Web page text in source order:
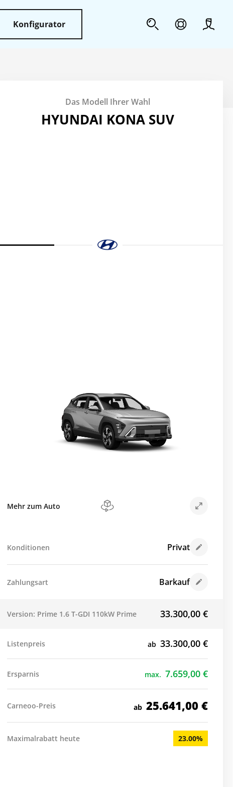
Konfigurator
Weiteres
Das Modell Ihrer Wahl
HYUNDAI KONA SUV
Mehr zum Auto
Konditionen Privat
Zahlungsart Barkauf
Version: Prime 1.6 T-GDI 110kW Prime 33.300,00 €
Listenpreis ab 33.300,00 €
Ersparnis max. 7.659,00 €
Carneoo-Preis ab 25.641,00 €
Maximalrabatt heute 23.00%